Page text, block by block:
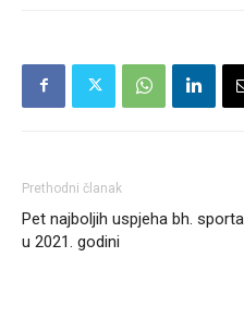
Prethodni članak
Pet najboljih uspjeha bh. sporta
u 2021. godini